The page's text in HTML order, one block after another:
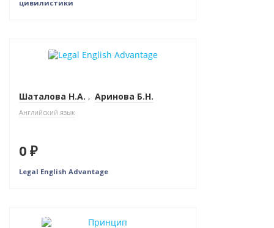
цивилистики
Новинка
Шаталова Н.А. , Аринова Б.Н.
Английский язык
0 ₽
Legal English Advantage
Новинка